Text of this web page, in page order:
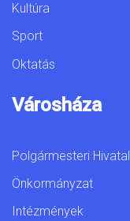
Kultúra
Sport
Oktatás
Városháza
Polgármesteri Hivatal
Önkormányzat
Intézmények